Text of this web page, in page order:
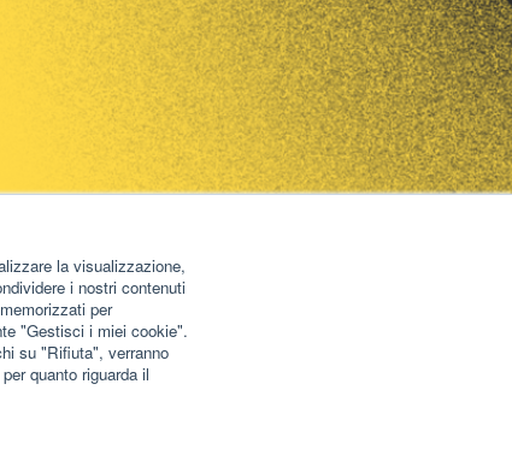
la visualizzazione,
i nostri contenuti
per
"Gestisci i miei cookie".
su "Rifiuta", verranno
quanto riguarda il